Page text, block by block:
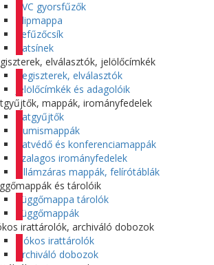
PVC gyorsfűzők
Klipmappa
Lefűzőcsík
Iratsínek
elválasztók, jelölőcímkék
Regiszterek, elválasztók
Jelölőcímkék és adagolóik
mappák, irományfedelek
Iratgyűjtők
Gumismappák
Iratvédő és konferenciamappák
Szalagos irományfedelek
Villámzáras mappák, felírótáblák
és tárolóik
Függőmappa tárolók
Függőmappák
irattárolók, archiváló dobozok
Fiókos irattárolók
Archiváló dobozok